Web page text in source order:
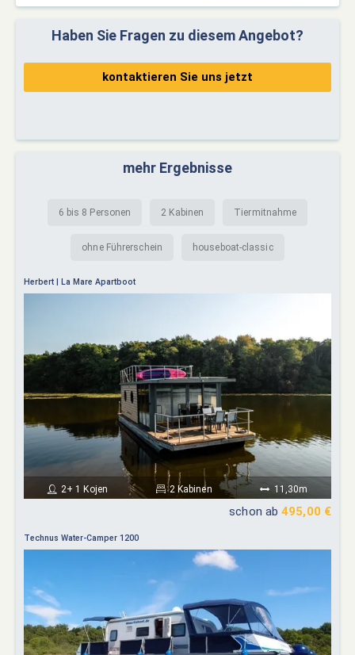
Haben Sie Fragen zu diesem Angebot?
kontaktieren Sie uns jetzt
mehr Ergebnisse
6 bis 8 Personen 2 Kabinen Tiermitnahme
ohne Führerschein houseboat-classic
Herbert | La Mare Apartboot
2+ 1 Kojen 2 Kabinen 11,30m
schon ab 495,00 €
Technus Water-Camper 1200